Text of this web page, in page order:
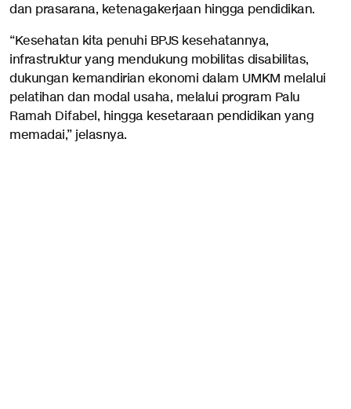
dan prasarana, ketenagakerjaan hingga pendidikan.
“Kesehatan kita penuhi BPJS kesehatannya,
infrastruktur yang mendukung mobilitas disabilitas,
dukungan kemandirian ekonomi dalam UMKM melalui
pelatihan dan modal usaha, melalui program Palu
Ramah Difabel, hingga kesetaraan pendidikan yang
memadai,” jelasnya.